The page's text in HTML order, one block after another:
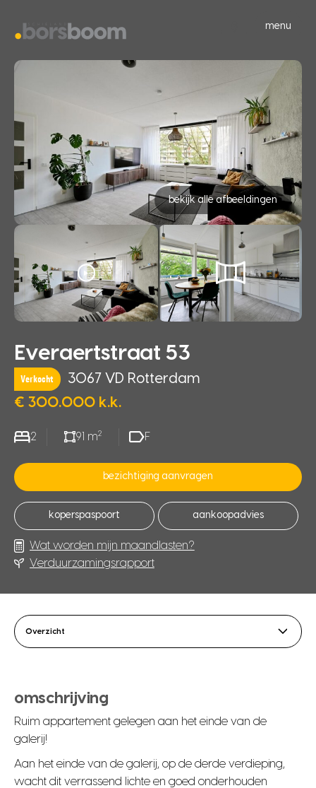
menu
bekijk alle afbeeldingen
Everaertstraat 53
Verkocht
3067 VD Rotterdam
€ 300.000 k.k.
2 91 m2 F
bezichtiging aanvragen
koperspaspoort aankoopadvies
Wat worden mijn maandlasten?
Verduurzamingsrapport
Overzicht
omschrijving
Ruim appartement gelegen aan het einde van de
galerij!
Aan het einde van de galerij, op de derde verdieping,
wacht dit verrassend lichte en goed onderhouden